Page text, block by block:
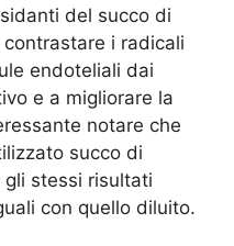
del succo di
i radicali
endoteliali dai
e a migliorare la
notare che
succo di
stessi risultati
con quello diluito.